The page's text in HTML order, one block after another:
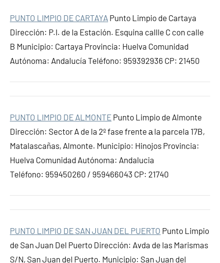
PUNTO LIMPIO DE CARTAYA Punto Limpio de Cartaya
Dirección: P.I. de la Estación. Esquina callle C con calle
B Municipio: Cartaya Provincia: Huelva Comunidad
Autónoma: Andalucía Teléfono: 959392936 CP: 21450
PUNTO LIMPIO DE ALMONTE Punto Limpio de Almonte
Dirección: Sector A de la 2º fase frente а la parcela 17B,
Matalascañas, Almonte. Municipio: Hinojos Provincia:
Huelva Comunidad Autónoma: Andalucia
Teléfono: 959450260 / 959466043 CP: 21740
PUNTO LIMPIO DE SAN JUAN DEL PUERTO Punto Limpio
de San Juan Del Puerto Dirección: Avda de las Marismas
S/N, San Juan del Puerto. Municipio: San Juan del